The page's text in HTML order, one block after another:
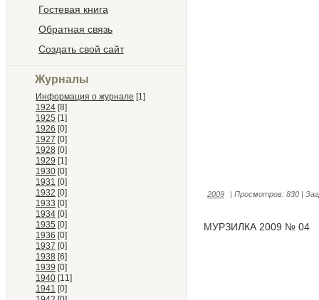
Гостевая книга
Обратная связь
Создать свой сайт
Журналы
Информация о журнале [1]
1924 [8]
1925 [1]
1926 [0]
1927 [0]
1928 [0]
1929 [1]
1930 [0]
1931 [0]
1932 [0]
1933 [0]
1934 [0]
1935 [0]
1936 [0]
1937 [0]
1938 [6]
1939 [0]
1940 [11]
1941 [0]
2009 | Просмотров: 830 |
МУРЗИЛКА 2009 № 04